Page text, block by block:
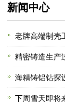
新闻中心
老牌高端制壳
精密铸造生产
海精铸铝钻探
下周雪天即将